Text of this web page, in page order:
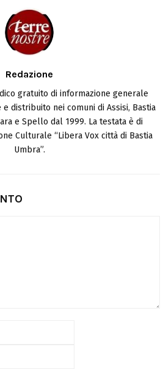
Redazione
gratuito di informazione generale
distribuito nei comuni di Assisi, Bastia
e Spello dal 1999. La testata è di
Culturale “Libera Vox città di Bastia
Umbra”.